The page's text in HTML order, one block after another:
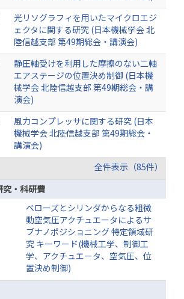
光リソグラフィを用いたマイクロエジ
ェクタに関する研究 (日本機械学会 北
陸信越支部 第49期総会・講演会)
静圧軸受けを利用した摩擦のない二軸
エアステージの位置決め制御 (日本機
械学会 北陸信越支部 第49期総会・講
演会)
風力コンプレッサに関する研究 (日本
機械学会 北陸信越支部 第49期総会・
講演会)
全件表示（85件）
究・科研費
ベローズとシリンダからなる粗微
動空気圧アクチュエータによるサ
ブナノポジショニング 特定領域研
究 キーワード(機械工学、制御工
学、アクチュエータ、空気圧、位
置決め制御)